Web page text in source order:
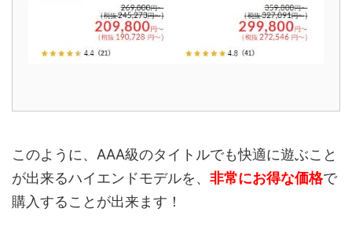
このように、AAA級のタイトルでも快適に遊ぶこと
が出来るハイエンドモデルを、 非常にお得な価格で
購入することが出来ます！